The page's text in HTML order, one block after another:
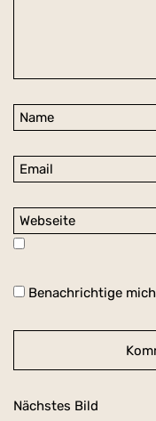
Benachrichtige
Nächstes Bild